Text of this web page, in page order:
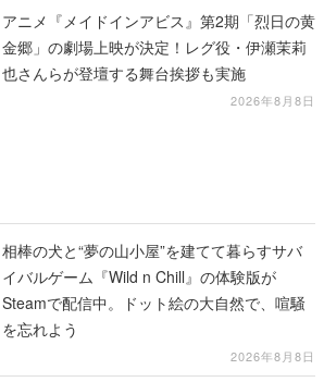
アニメ『メイドインアビス』第2期「烈日の黄
金郷」の劇場上映が決定！レグ役・伊瀬茉莉
也さんらが登壇する舞台挨拶も実施
2026年8月8日
相棒の犬と“夢の山小屋”を建てて暮らすサバ
イバルゲーム『Wild n Chill』の体験版が
Steamで配信中。ドット絵の大自然で、喧騒
を忘れよう
2026年8月8日